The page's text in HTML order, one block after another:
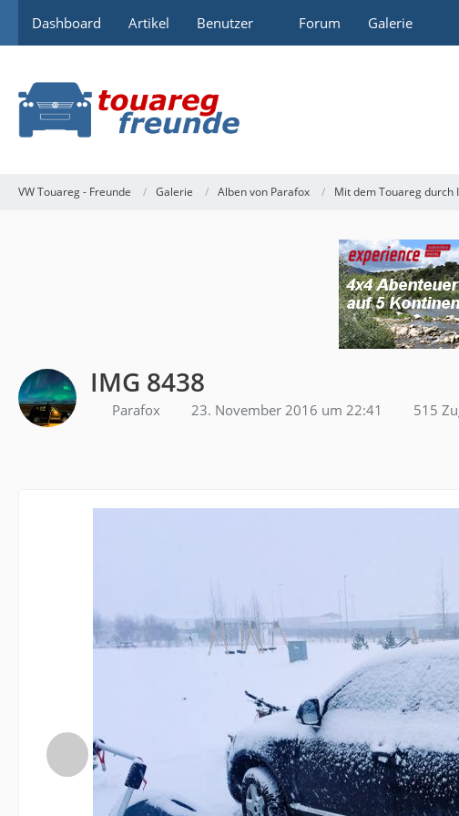
Dashboard Artikel Benutzer Forum Galerie
VW Touareg - Freunde Galerie Alben von Parafox Mit dem Touareg durch
IMG 8438
Parafox 23. November 2016 um 22:41 515